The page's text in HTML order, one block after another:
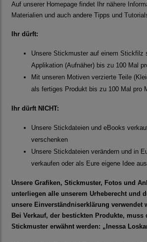
Auf unserer Homepage findet Ihr nähere
Materialien und auch andere Tipps und
Ihr dürft:
Unsere Stickmuster auf einem Stickfilz
Applikation (Aufnäher) bis zu 100 Mal
Mit unseren Motiven verzierte Teile
als fertiges Produkt bis zu 100 Mal pro
Ihr dürft NICHT:
Unsere Stickdateien und eBooks
verschenken
Unsere Stickdateien verändern und in
verkaufen oder als Eure eigene Idee
Unsere Grafiken, Stickmuster, Fotos und
unterliegen alle unserem Urheberecht und
unsere Einverständniserklärung verwendet
Bei Verkauf, der bestickten Produkte, muss
Stickmuster erwähnt werden: „Inessa